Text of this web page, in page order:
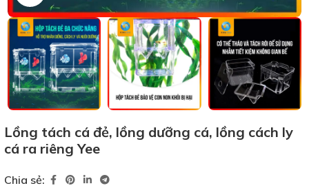
Lồng tách cá đẻ, lồng dưỡng cá, lồng cách ly
cá ra riêng Yee
Chia sẻ: